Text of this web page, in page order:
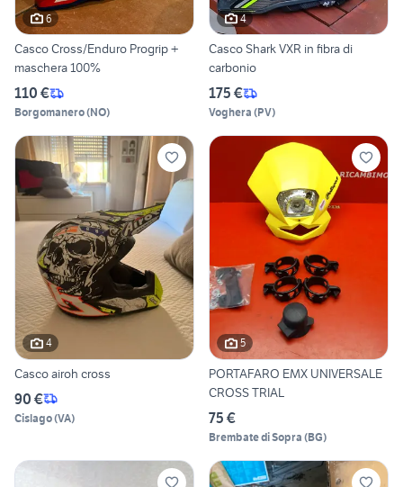
6
Casco Cross/Enduro Progrip +
maschera 100%
110 €
Borgomanero(NO)
4
Casco Shark VXR in fibra di
carbonio
175 €
Voghera (PV)
4
Casco airoh cross
90 €
Cislago(VA)
5
PORTAFARO EMX UNIVERSALE
CROSS TRIAL
75 €
Brembate di Sopra (BG)